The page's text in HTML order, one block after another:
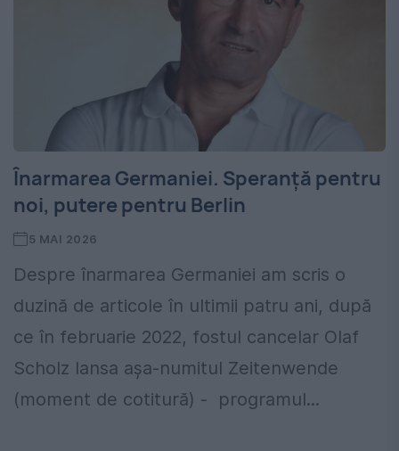
Înarmarea Germaniei. Speranță pentru
noi, putere pentru Berlin
5 MAI 2026
Despre înarmarea Germaniei am scris o
duzină de articole în ultimii patru ani, după
ce în februarie 2022, fostul cancelar Olaf
Scholz lansa așa-numitul Zeitenwende
(moment de cotitură) - programul...